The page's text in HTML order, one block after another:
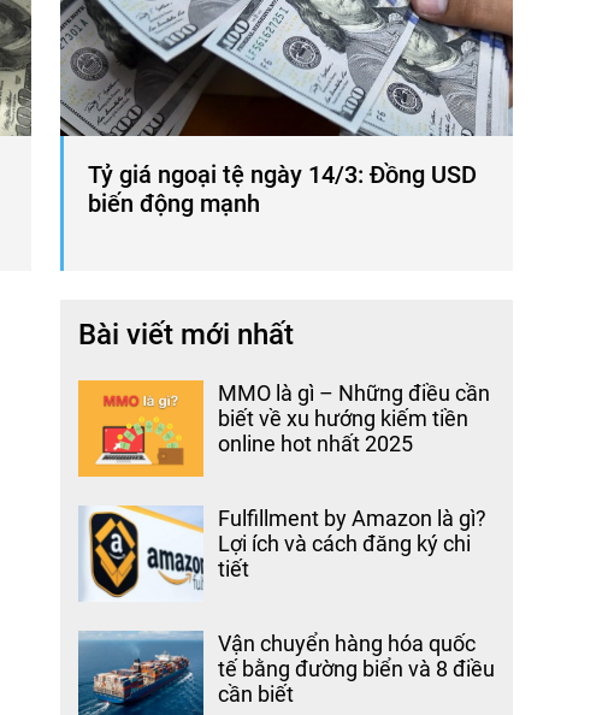
Tỷ giá ngoại tệ ngày 14/3: Đồng USD
biến động mạnh
Bài viết mới nhất
MMO là gì – Những điều cần
biết về xu hướng kiếm tiền
online hot nhất 2025
Fulfillment by Amazon là gì?
Lợi ích và cách đăng ký chi
tiết
Vận chuyển hàng hóa quốc
tế bằng đường biển và 8 điều
cần biết